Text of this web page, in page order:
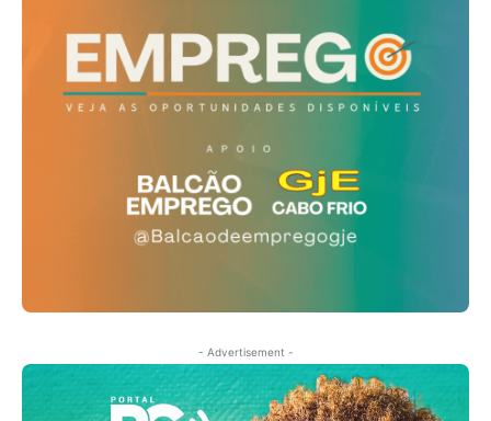
- Advertisement -